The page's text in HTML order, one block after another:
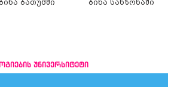
ბათუმში
ბინა სანზონაში
უნივერსიტეტი